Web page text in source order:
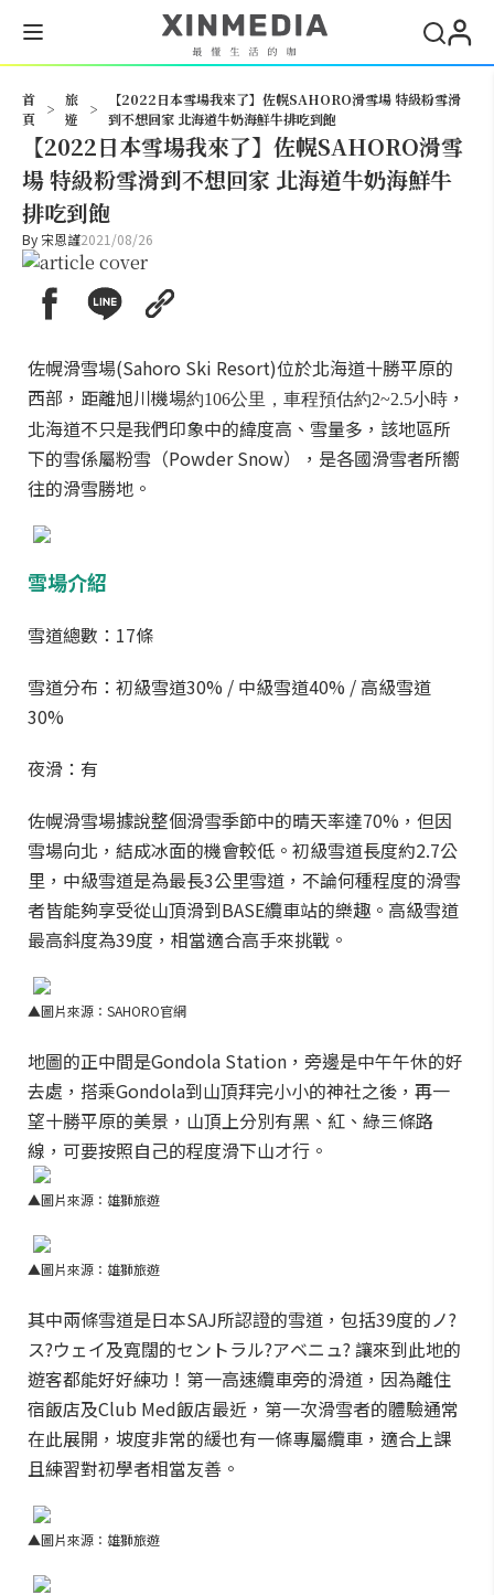
首
頁
>
旅
遊
>
【2022日本雪場我來了】佐幌SAHORO滑雪場 特級粉雪滑
到不想回家 北海道牛奶海鮮牛排吃到飽
【2022日本雪場我來了】佐幌SAHORO滑雪
場 特級粉雪滑到不想回家 北海道牛奶海鮮牛
排吃到飽
By 宋恩謹2021/08/26
佐幌滑雪場(Sahoro Ski Resort)位於北海道十勝平原的
西部，距離旭川機場約106公里，車程預估約2~2.5小時 ，
北海道不只是我們印象中的緯度高、雪量多，該地區所
下的雪係屬粉雪（Powder Snow），是各國滑雪者所嚮
往的滑雪勝地。
雪場介紹
雪道總數：17條
雪道分布：初級雪道30% / 中級雪道40% / 高級雪道
30%
夜滑：有
佐幌滑雪場據說整個滑雪季節中的晴天率達70%，但因
雪場向北，結成冰面的機會較低。初級雪道長度約2.7公
里，中級雪道是為最長3公里雪道，不論何種程度的滑雪
者皆能夠享受從山頂滑到BASE纜車站的樂趣。高級雪道
最高斜度為39度，相當適合高手來挑戰。
▲圖片來源：SAHORO官網
地圖的正中間是Gondola Station，旁邊是中午午休的好
去處，搭乘Gondola到山頂拜完小小的神社之後，再一
望十勝平原的美景，山頂上分別有黑、紅、綠三條路
線，可要按照自己的程度滑下山才行。
▲圖片來源：雄獅旅遊
▲圖片來源：雄獅旅遊
其中兩條雪道是日本SAJ所認證的雪道，包括39度的ノ?
ス?ウェイ及寬闊的セントラル?アベニュ? 讓來到此地的
遊客都能好好練功！第一高速纜車旁的滑道，因為離住
宿飯店及Club Med飯店最近，第一次滑雪者的體驗通常
在此展開，坡度非常的緩也有一條專屬纜車，適合上課
且練習對初學者相當友善。
▲圖片來源：雄獅旅遊